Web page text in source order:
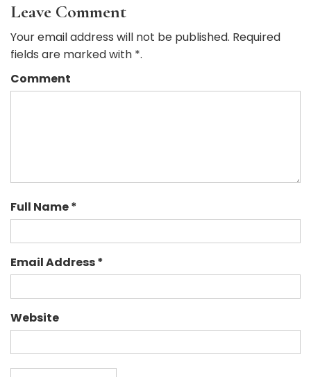
Leave Comment
Your email address will not be published. Required
fields are marked with *.
Comment
Full Name *
Email Address *
Website